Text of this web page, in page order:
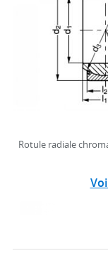
Rotule radiale